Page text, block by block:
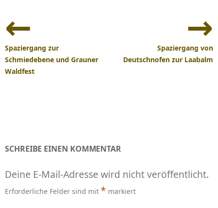
Navigation
Spaziergang zur
Schmiedebene und Grauner
Waldfest
Spaziergang von
Deutschnofen zur Laabalm
SCHREIBE EINEN KOMMENTAR
Deine E-Mail-Adresse wird nicht veröffentlicht.
Erforderliche Felder sind mit * markiert